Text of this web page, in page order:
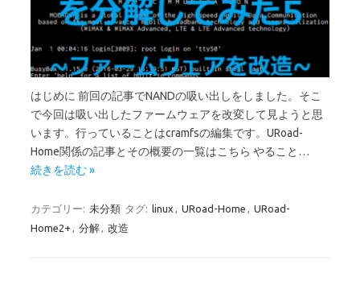
はじめに 前回の記事でNANDの吸い出しをしました。そこ
で今回は吸い出したファームウェアを改変して見ようと思
います。行っていることはcramfsの編集です。URoad-
Home関係の記事とその概要の一覧はこちら やること…
続きを読む »
カテゴリー: 未分類 タグ: linux , URoad-Home , URoad-
Home2+ , 分解, 改造